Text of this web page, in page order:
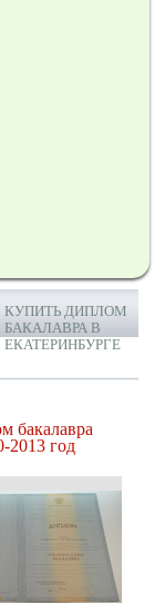
КУПИТЬ ДИПЛОМ
БАКАЛАВРА В
ЕКАТЕРИНБУРГЕ
бакалавра
2013 год